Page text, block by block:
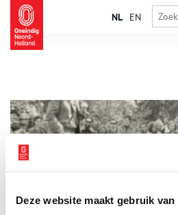
Deze website maakt gebruik van
NL EN